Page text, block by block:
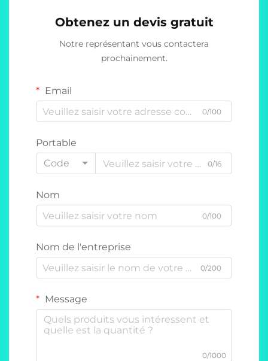
Obtenez un devis gratuit
Notre représentant vous contactera
prochainement.
Email
0/100
Portable
Code
0/16
Nom
0/100
Nom de l'entreprise
0/200
Message
0/1000